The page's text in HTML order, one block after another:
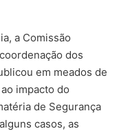
a Comissão
dos
em meados de
impacto do
de Segurança
casos, as